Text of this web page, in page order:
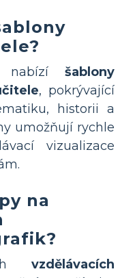
nabízí šablony
, pokrývající
historii a
umožňují rychle
vizualizace
na
vzdělávacích